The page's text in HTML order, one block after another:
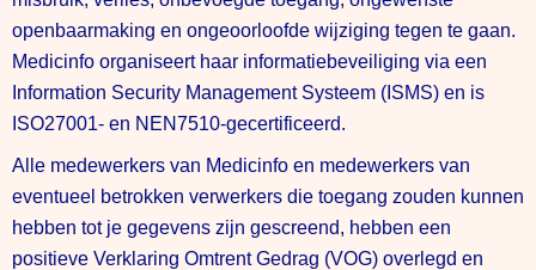
openbaarmaking en ongeoorloofde wijziging tegen te gaan.
Medicinfo organiseert haar informatiebeveiliging via een
Information Security Management Systeem (ISMS) en is
ISO27001- en NEN7510-gecertificeerd.
Alle medewerkers van Medicinfo en medewerkers van
eventueel betrokken verwerkers die toegang zouden kunnen
hebben tot je gegevens zijn gescreend, hebben een
positieve Verklaring Omtrent Gedrag (VOG) overlegd en